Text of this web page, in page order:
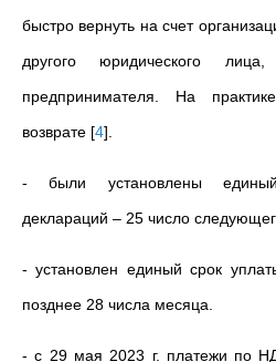
быстро вернуть на счет
другого юридического
предпринимателя. На
возврате [4]
- были установлены
деклараций – 25 число
- установлен единый срок
позднее 28 числа месяца.
- с 29 мая 2023 г. платежи по